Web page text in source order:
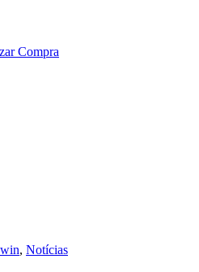
Compra
, Notícias